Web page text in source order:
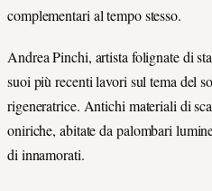
complementari al tempo stesso.
Andrea Pinchi, artista folignate di
suoi più recenti lavori sul tema del
rigeneratrice. Antichi materiali di
oniriche, abitate da palombari
di innamorati.